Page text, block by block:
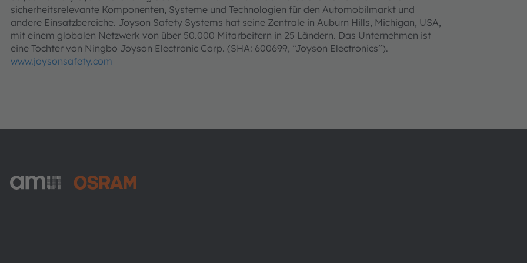
sicherheitsrelevante Komponenten, Systeme und Technologien für den Automobilmarkt und
andere Einsatzbereiche. Joyson Safety Systems hat seine Zentrale in Auburn Hills, Michigan, USA,
mit einem globalen Netzwerk von über 50.000 Mitarbeitern in 25 Ländern. Das Unternehmen ist
eine Tochter von Ningbo Joyson Electronic Corp. (SHA: 600699, “Joyson Electronics”).
www.joysonsafety.com